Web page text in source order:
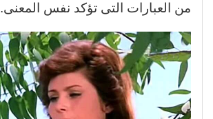
من العبارات التى تؤكد نفس المعنى.